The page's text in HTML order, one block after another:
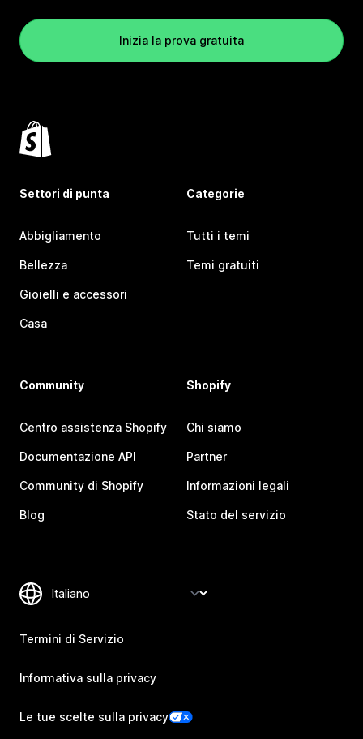
Inizia la prova gratuita
Settori di punta
Abbigliamento
Bellezza
Gioielli e accessori
Casa
Categorie
Tutti i temi
Temi gratuiti
Community
Centro assistenza Shopify
Documentazione API
Community di Shopify
Blog
Shopify
Chi siamo
Partner
Informazioni legali
Stato del servizio
Termini di Servizio
Informativa sulla privacy
Le tue scelte sulla privacy